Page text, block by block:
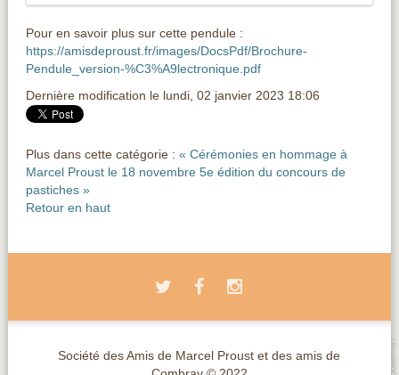
Pour en savoir plus sur cette pendule :
https://amisdeproust.fr/images/DocsPdf/Brochure-
Pendule_version-%C3%A9lectronique.pdf
Dernière modification le lundi, 02 janvier 2023 18:06
Plus dans cette catégorie : « Cérémonies en hommage à
Marcel Proust le 18 novembre 5e édition du concours de
pastiches »
Retour en haut
Société des Amis de Marcel Proust et des amis de